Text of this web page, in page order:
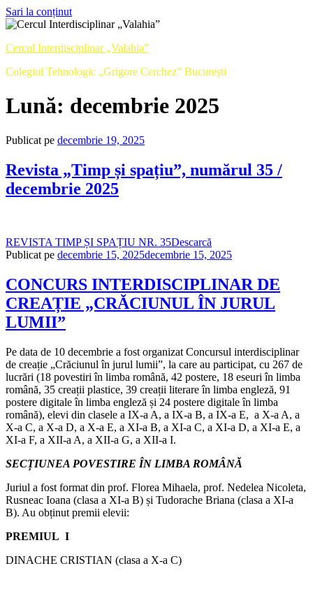
Sari la conținut
Cercul Interdisciplinar „Valahia”
Colegiul Tehnologic „Grigore Cerchez” București
Lună: decembrie 2025
Publicat pe decembrie 19, 2025
Revista „Timp și spațiu”, numărul 35 /
decembrie 2025
REVISTA TIMP ȘI SPAȚIU NR. 35Descarcă
Publicat pe decembrie 15, 2025decembrie 15, 2025
CONCURS INTERDISCIPLINAR DE
CREAȚIE „CRĂCIUNUL ÎN JURUL
LUMII”
Pe data de 10 decembrie a fost organizat Concursul interdisciplinar
de creație „Crăciunul în jurul lumii”, la care au participat, cu 267 de
lucrări (18 povestiri în limba română, 42 postere, 18 eseuri în limba
română, 35 creații plastice, 39 creații literare în limba engleză, 91
postere digitale în limba engleză și 24 postere digitale în limba
română), elevi din clasele a IX-a A, a IX-a B, a IX-a E, a X-a A, a
X-a C, a X-a D, a X-a E, a XI-a B, a XI-a C, a XI-a D, a XI-a E, a
XI-a F, a XII-a A, a XII-a G, a XII-a I.
SECȚIUNEA POVESTIRE ÎN LIMBA ROMÂNĂ
Juriul a fost format din prof. Florea Mihaela, prof. Nedelea Nicoleta,
Rusneac Ioana (clasa a XI-a B) și Tudorache Briana (clasa a XI-a
B). Au obținut premii elevii:
PREMIUL I
DINACHE CRISTIAN (clasa a X-a C)